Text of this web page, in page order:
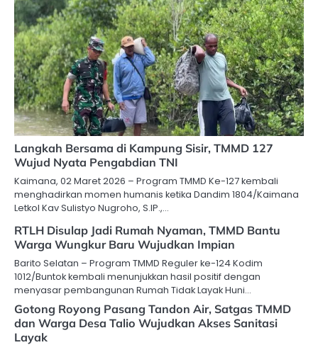
Langkah Bersama di Kampung Sisir, TMMD 127
Wujud Nyata Pengabdian TNI
Kaimana, 02 Maret 2026 – Program TMMD Ke-127 kembali
menghadirkan momen humanis ketika Dandim 1804/Kaimana
Letkol Kav Sulistyo Nugroho, S.IP.,…
RTLH Disulap Jadi Rumah Nyaman, TMMD Bantu
Warga Wungkur Baru Wujudkan Impian
Barito Selatan – Program TMMD Reguler ke-124 Kodim
1012/Buntok kembali menunjukkan hasil positif dengan
menyasar pembangunan Rumah Tidak Layak Huni…
Gotong Royong Pasang Tandon Air, Satgas TMMD
dan Warga Desa Talio Wujudkan Akses Sanitasi
Layak